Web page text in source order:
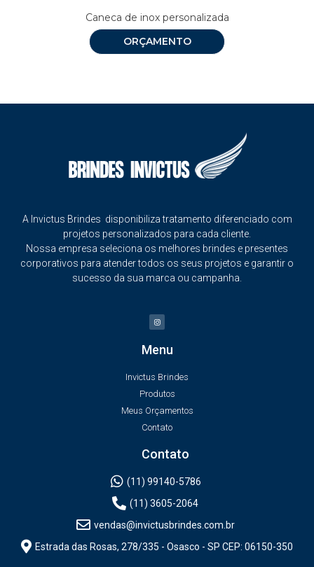
Caneca de inox personalizada
ORÇAMENTO
A Invictus Brindes disponibiliza tratamento diferenciado com
projetos personalizados para cada cliente.
Nossa empresa seleciona os melhores brindes e presentes
corporativos para atender todos os seus projetos e garantir o
sucesso da sua marca ou campanha.
Menu
Invictus Brindes
Produtos
Meus Orçamentos
Contato
Contato
(11) 99140-5786
(11) 3605-2064
vendas@invictusbrindes.com.br
Estrada das Rosas, 278/335 - Osasco - SP CEP: 06150-350